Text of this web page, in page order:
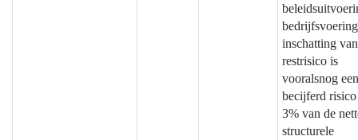
inschatting
restrisico is
vooralsnog een
becijferd
3% van de
structurele